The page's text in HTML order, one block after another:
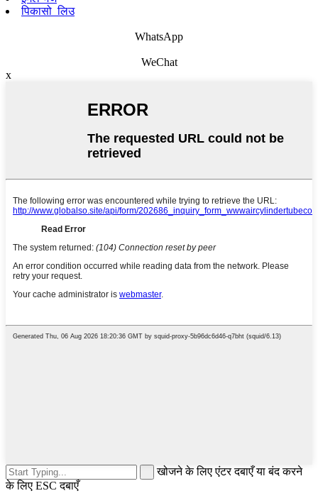
पिकासो_लिउ
WhatsApp
WeChat
x
खोजने के लिए एंटर दबाएँ या बंद करने
के लिए ESC दबाएँ